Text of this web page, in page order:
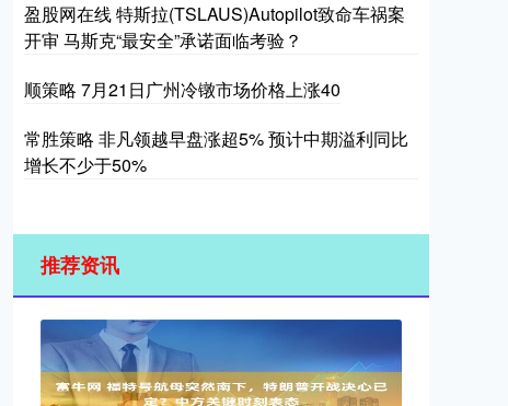
盈股网在线 特斯拉(TSLAUS)Autopilot致命车祸案
开审 马斯克“最安全”承诺面临考验？
顺策略 7月21日广州冷镦市场价格上涨40
常胜策略 非凡领越早盘涨超5% 预计中期溢利同比
增长不少于50%
推荐资讯